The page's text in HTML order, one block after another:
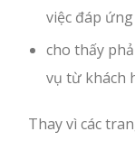
việc đáp
cho thấy
vụ từ khách
Thay vì các